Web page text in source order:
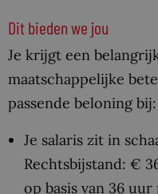
Dit bieden we jou
Je krijgt een
maatschappelijke
passende beloning bij:
Je salaris zit in
Rechtsbijstand: €
op basis van 36 uur